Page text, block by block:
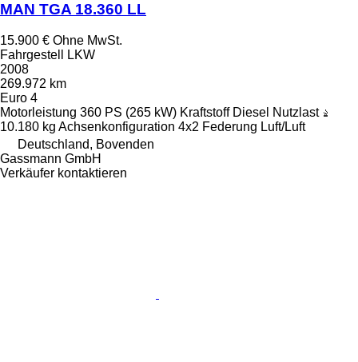
MAN TGA 18.360 LL
15.900 € Ohne MwSt.
Fahrgestell LKW
2008
269.972 km
Euro 4
Motorleistung 360 PS (265 kW) Kraftstoff Diesel Nutzlast
10.180 kg Achsenkonfiguration 4x2 Federung Luft/Luft
Deutschland, Bovenden
Gassmann GmbH
Verkäufer kontaktieren